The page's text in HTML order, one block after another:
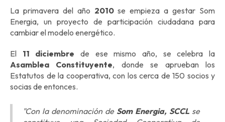
La primavera del año 2010se empieza a gestar Som
Energia, un proyecto de participación ciudadana para
cambiar el modelo energético.
El 11 diciembre de ese mismo año, se celebra la
Asamblea Constituyente, donde se aprueban los
Estatutos de la cooperativa, con los cerca de 150 socios y
socias de entonces.
"Con la denominación de Som Energia, SCCL se